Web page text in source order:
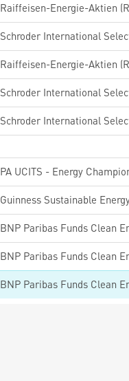
Raiffeisen-Energie-Aktien
Raiffeisen-Energie-Aktien
PA UCITS - Energy
Guinness Sustainable